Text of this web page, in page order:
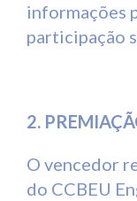
informações
participação
2.
O vencedor
do CCBEU